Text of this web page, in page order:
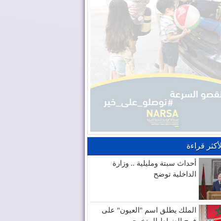
قراءة
أحداث سبتة ومليلية .. وزارة
الداخلية توضح
الملك يطلق اسم "العيون" على